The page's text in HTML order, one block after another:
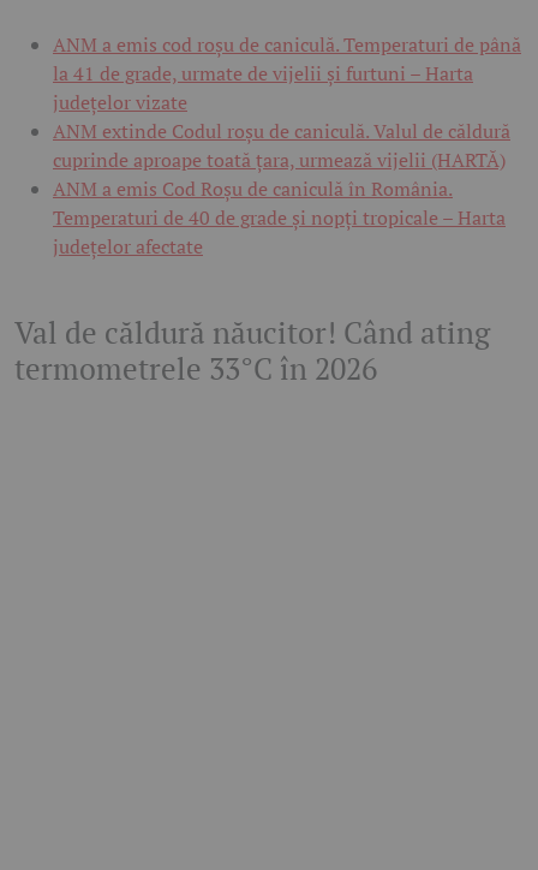
ANM a emis cod roșu de caniculă. Temperaturi de până
la 41 de grade, urmate de vijelii și furtuni – Harta
județelor vizate
ANM extinde Codul roșu de caniculă. Valul de căldură
cuprinde aproape toată țara, urmează vijelii (HARTĂ)
ANM a emis Cod Roșu de caniculă în România.
Temperaturi de 40 de grade și nopți tropicale – Harta
județelor afectate
Val de căldură năucitor! Când ating
termometrele 33°C în 2026